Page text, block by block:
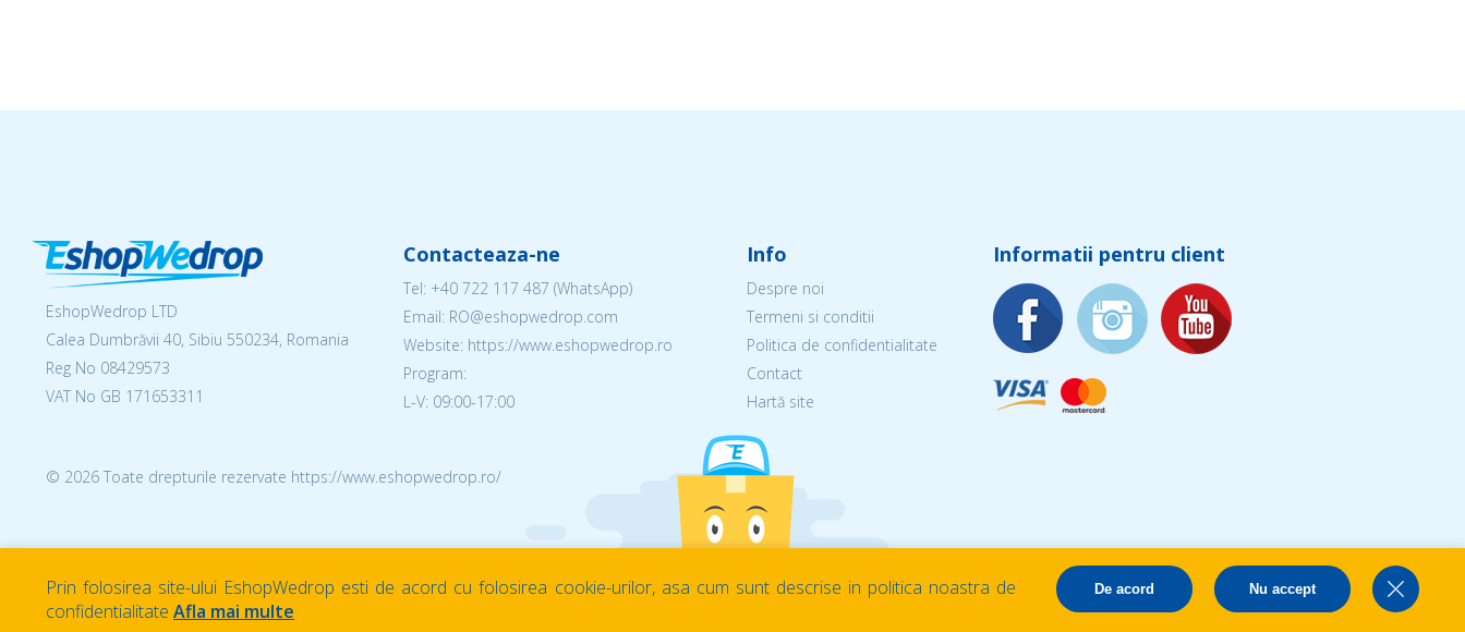
EshopWedrop LTD
Calea Dumbrăvii 40, Sibiu 550234, Romania
Reg No 08429573
VAT No GB 171653311
Contacteaza-ne
Tel: +40 722 117 487 (WhatsApp)
Email: RO@eshopwedrop.com
Website: https://www.eshopwedrop.ro
Program:
L-V: 09:00-17:00
Info
Despre noi
Termeni si conditii
Politica de confidentialitate
Contact
Hartă site
Informatii pentru client
© 2026 Toate drepturile rezervate https://www.eshopwedrop.ro/
Prin folosirea site-ului EshopWedrop esti de acord cu folosirea cookie-urilor, asa cum sunt descrise in politica noastra de
confidentialitate Afla mai multe
Nu accept
De acord